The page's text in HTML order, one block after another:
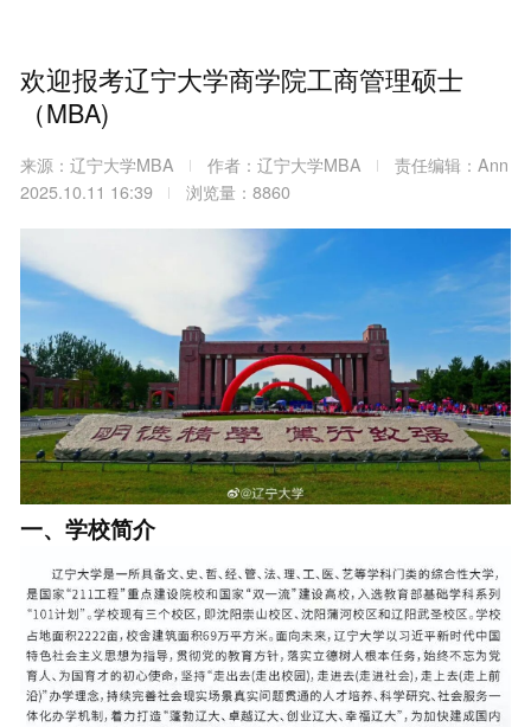
欢迎报考辽宁大学商学院工商管理硕士
（MBA)
来源：辽宁大学MBA 作者：辽宁大学MBA
责任编辑：Ann
2025.10.11 16:39
浏览量：8860
一、学校简介